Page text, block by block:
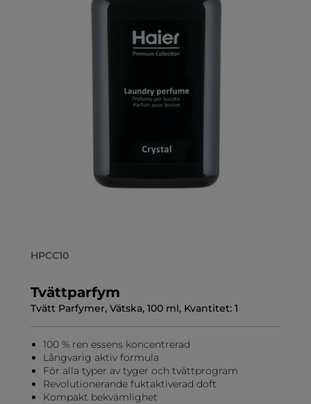
HPCC10
Tvättparfym
Tvätt Parfymer, Vätska, 100 ml, Kvantitet: 1
100 % ren essens koncentrerad
Långvarig aktiv formula
För alla typer av tyger och tvättprogram
Revolutionerande fuktaktiverad doft
Kompakt bekvämlighet